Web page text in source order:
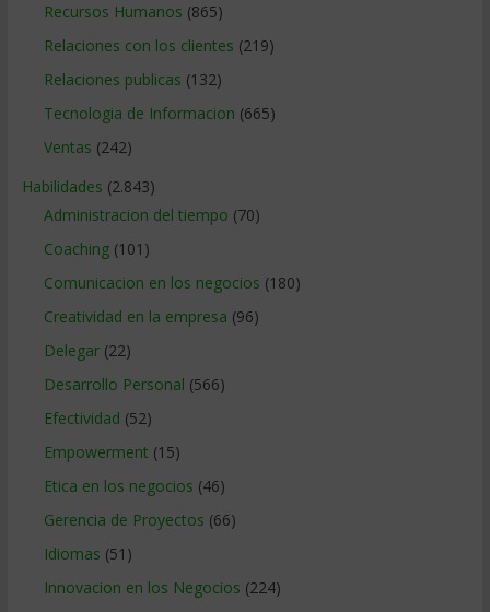
Recursos Humanos (865)
Relaciones con los clientes (219)
Relaciones publicas (132)
Tecnologia de Informacion (665)
Ventas (242)
Habilidades (2.843)
Administracion del tiempo (70)
Coaching(101)
Comunicacion en los negocios (180)
Creatividad en la empresa (96)
Delegar(22)
Desarrollo Personal (566)
Efectividad (52)
Empowerment (15)
Etica en los negocios (46)
Gerencia de Proyectos (66)
Idiomas (51)
Innovacion en los Negocios (224)